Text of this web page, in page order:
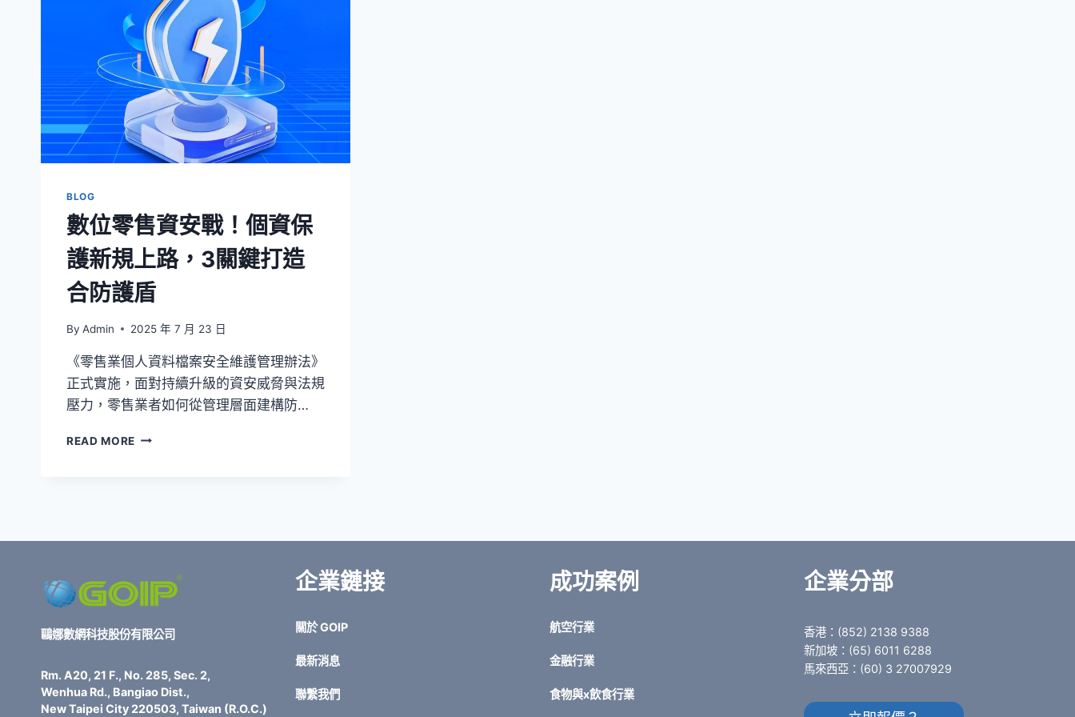
BLOG
數位零售資安戰！個資保
護新規上路，3關鍵打造
合防護盾
By Admin 2025 年 7 月 23 日
《零售業個人資料檔案安全維護管理辦法》
正式實施，面對持續升級的資安威脅與法規
壓力，零售業者如何從管理層面建構防…
READ MORE 數
保
護
規
路，
3
關
鷗娜數網科技股份有限公司
Rm. A20, 21 F., No. 285, Sec. 2,
Wenhua Rd., Bangiao Dist.,
New Taipei City 220503, Taiwan (R.O.C.)
企業鏈接
關於 GOIP
最新消息
聯繫我們
成功案例
航空行業
金融行業
食物與x飲食行業
企業分部
香港：(852) 2138 9388
新加坡：(65) 6011 6288
馬來西亞：(60) 3 27007929